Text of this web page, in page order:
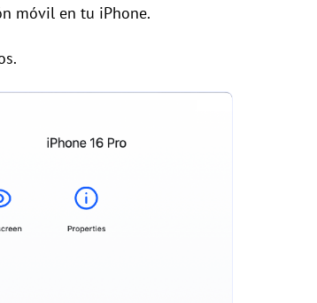
móvil en tu iPhone.